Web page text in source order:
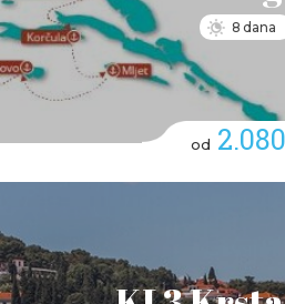
8 dana
od